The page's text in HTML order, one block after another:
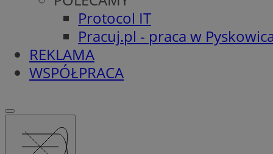
Protocol IT
Pracuj.pl - praca w
REKLAMA
WSPÓŁPRACA